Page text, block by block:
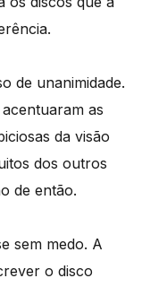
de unanimidade.
as
da visão
dos outros
de então.
sem medo. A
o disco